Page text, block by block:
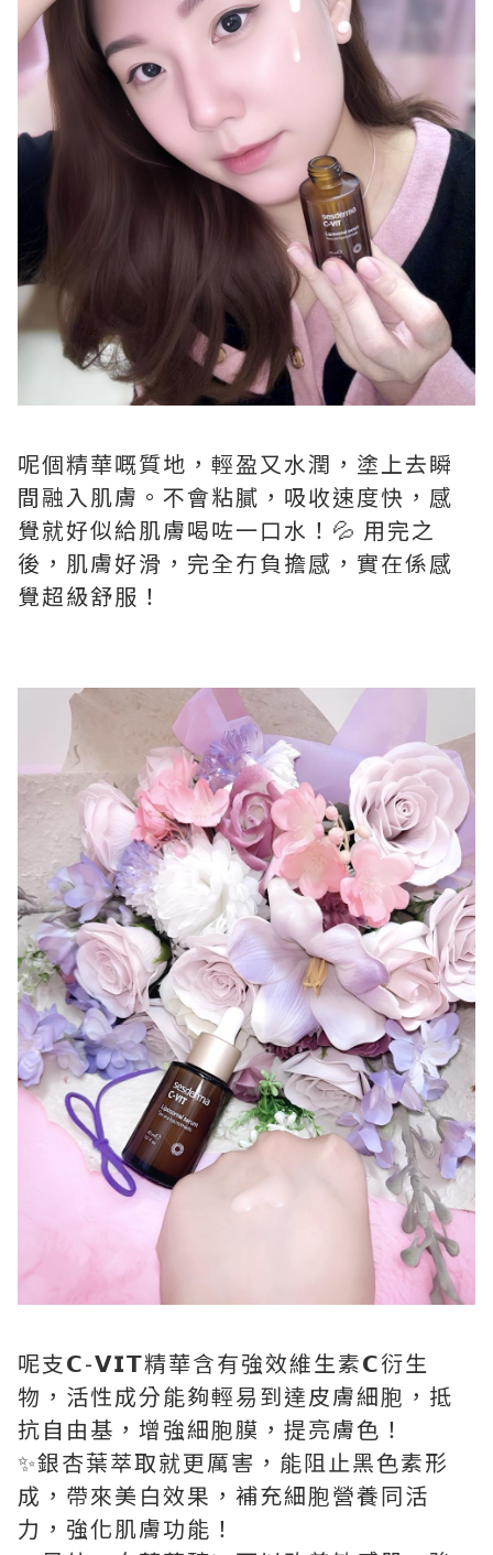
呢個精華嘅質地，輕盈又水潤，塗上去瞬
間融入肌膚。不會粘膩，吸收速度快，感
覺就好似給肌膚喝咗一口水！💦 用完之
後，肌膚好滑，完全冇負擔感，實在係感
覺超級舒服！
呢支𝗖-𝗩𝗜𝗧精華含有強效維生素𝗖衍生
物，活性成分能夠輕易到達皮膚細胞，抵
抗自由基，增強細胞膜，提亮膚色！
✨銀杏葉萃取就更厲害，能阻止黑色素形
成，帶來美白效果，補充細胞營養同活
力，強化肌膚功能！